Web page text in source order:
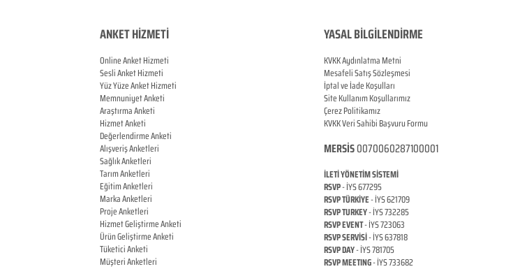
ANKET HİZMETİ
Online Anket Hizmeti
Sesli Anket Hizmeti
Yüz Yüze Anket Hizmeti
Memnuniyet Anketi
Araştırma Anketi
Hizmet Anketi
Değerlendirme Anketi
Alışveriş Anketleri
Sağlık Anketleri
Tarım Anketleri
Eğitim Anketleri
Marka Anketleri
Proje Anketleri
Hizmet Geliştirme Anketi
Ürün Geliştirme Anketi
Tüketici Anketi
Müşteri Anketleri
YASAL BİLGİLENDİRME
KVKK Aydınlatma Metni
Mesafeli Satış Sözleşmesi
İptal ve İade Koşulları
Site Kullanım Koşullarımız
Çerez Politikamız
KVKK Veri Sahibi Başvuru Formu
MERSİS0070060287100001
İLETİ YÖNETİM SİSTEMİ
RSVP- İYS 677295
RSVP TÜRKİYE- İYS 621709
RSVP TURKEY- İYS 732285
RSVP EVENT- İYS 723063
RSVP SERVİSİ- İYS 637818
RSVP DAY- İYS 781705
RSVP MEETING- İYS 733682